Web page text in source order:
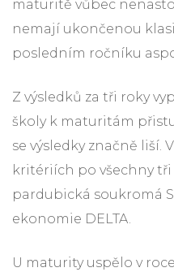
maturitě vůbec
nemají ukončenou
posledním ročníku
Z výsledků za tři roky
školy k maturitám
se výsledky značně liší.
kritériích po všechny
pardubická soukromá
ekonomie DELTA.
U maturity uspělo v